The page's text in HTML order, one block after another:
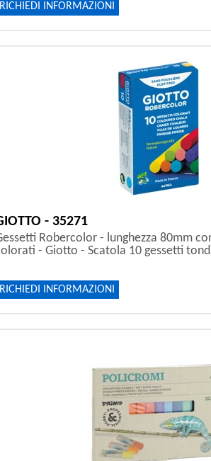
RICHIEDI INFORMAZIONI
- 35271
Robercolor - lunghezza 80mm
- Giotto - Scatola 10 gessetti
RICHIEDI INFORMAZIONI